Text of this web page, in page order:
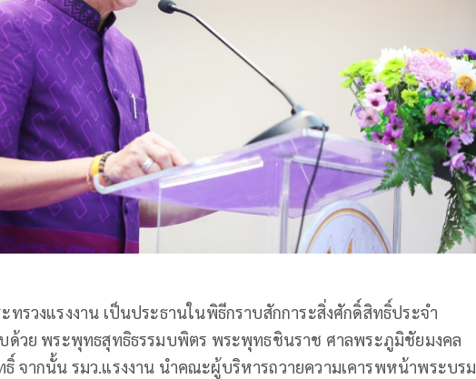
ทรวงแรงงาน เป็นประธานในพิธีกราบสักการะสิ่งศักดิ์สิทธิ์ประจำ
บด้วย พระพุทธสุทธิธรรมบพิตร พระพุทธชินราช ศาลพระภูมิชัยมงคล
จากนั้น รมว.แรงงาน นำคณะผู้บริหารถวายความเคารพหน้าพระบรม